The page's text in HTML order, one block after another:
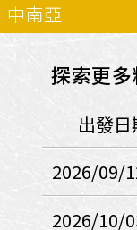
芬
法
東
１
巴
波
中南亞
探索更
出發日
2026/09/
2026/10/